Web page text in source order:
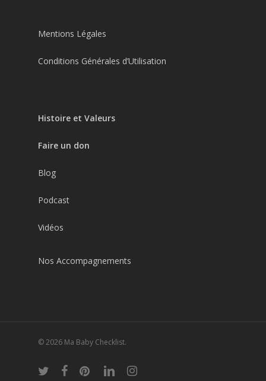
Mentions Légales
Conditions Générales d’Utilisation
Histoire et Valeurs
Faire un don
Blog
Podcast
Vidéos
Nos Accompagnements
© 2026 Ma Baby Checklist.
twitter facebookpinterestlinkedininstagram